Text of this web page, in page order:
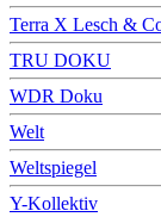
Terra X Lesch &
TRU DOKU
WDR Doku
Welt
Weltspiegel
Y-Kollektiv